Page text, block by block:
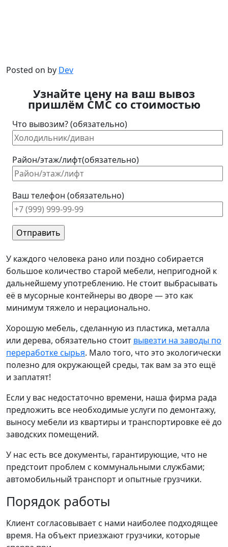
Posted on by Dev
Узнайте цену на ваш вывоз
пришлём СМС со стоимостью
Что вывозим? (обязательно)
Район/этаж/лифт(обязательно)
Ваш телефон (обязательно)
У каждого человека рано или поздно собирается
большое количество старой мебели, непригодной к
дальнейшему употреблению. Не стоит выбрасывать
её в мусорные контейнеры во дворе — это как
минимум тяжело и нерационально.
Хорошую мебель, сделанную из пластика, металла
или дерева, обязательно стоит вывезти на заводы по
переработке сырья. Мало того, что это экологически
полезно для окружающей среды, так вам за это ещё
и заплатят!
Если у вас недостаточно времени, наша фирма рада
предложить все необходимые услуги по демонтажу,
выносу мебели из квартиры и транспортировке её до
заводских помещений.
У нас есть все документы, гарантирующие, что не
предстоит проблем с коммунальными службами;
автомобильный транспорт и опытные грузчики.
Порядок работы
Клиент согласовывает с нами наиболее подходящее
время. На объект приезжают грузчики, которые